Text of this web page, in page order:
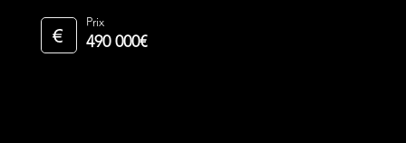
Prix
490 000€